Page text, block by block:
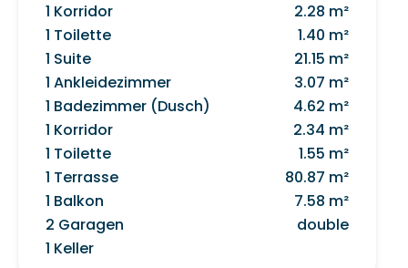
1 Korridor
2.28 m²
1 Toilette
1.40 m²
1 Suite
21.15 m²
1 Ankleidezimmer
3.07 m²
1 Badezimmer (Dusch)
4.62 m²
1 Korridor
2.34 m²
1 Toilette
1.55 m²
1 Terrasse
80.87 m²
1 Balkon
7.58 m²
2 Garagen
double
1 Keller